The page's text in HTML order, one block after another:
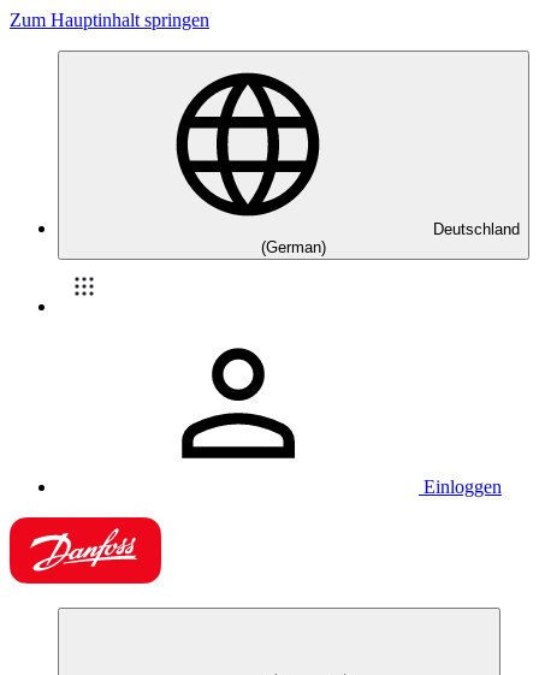
Zum Hauptinhalt springen
Deutschland
(German)
Einloggen